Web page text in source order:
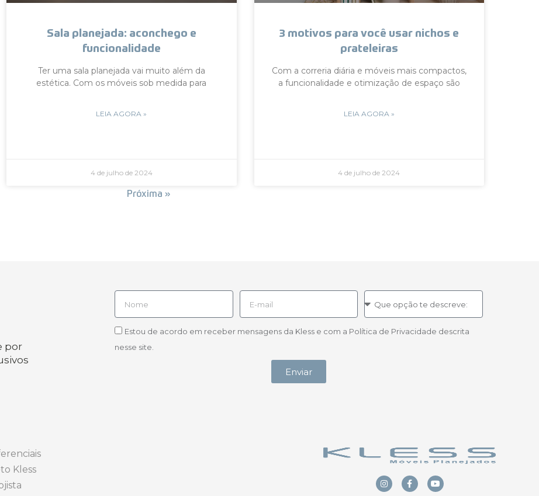
Sala planejada: aconchego e
funcionalidade
Ter uma sala planejada vai muito além da
estética. Com os móveis sob medida para
LEIA AGORA »
4 de julho de 2024
3 motivos para você usar nichos e
prateleiras
Com a correria diária e móveis mais compactos,
a funcionalidade e otimização de espaço são
LEIA AGORA »
4 de julho de 2024
Próxima »
por
Estou de acordo em receber mensagens da Kless e com a Política de Privacidade descrita
nesse site.
Enviar
Kless